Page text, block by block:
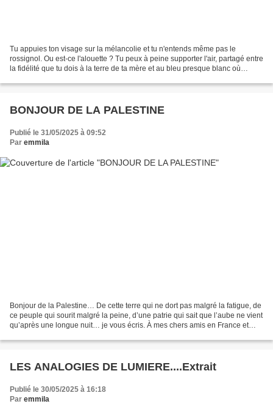
Tu appuies ton visage sur la mélancolie et tu n'entends même pas le
rossignol. Ou est-ce l'alouette ? Tu peux à peine supporter l'air, partagé entre
la fidélité que tu dois à la terre de ta mère et au bleu presque blanc où
BONJOUR DE LA PALESTINE
Publié le 31/05/2025 à 09:52
Par emmila
Bonjour de la Palestine… De cette terre qui ne dort pas malgré la fatigue, de
ce peuple qui sourit malgré la peine, d’une patrie qui sait que l’aube ne vient
qu’après une longue nuit… je vous écris. À mes chers amis en France et
LES ANALOGIES DE LUMIERE....Extrait
Publié le 30/05/2025 à 16:18
Par emmila